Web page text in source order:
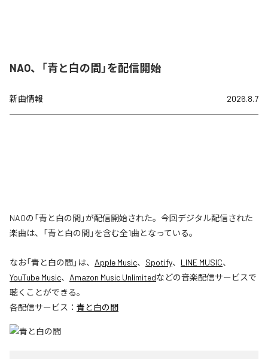
NAO、「青と白の間」を配信開始
新曲情報 2026.8.7
NAOの「青と白の間」が配信開始された。今回デジタル配信された
楽曲は、「青と白の間」を含む全1曲となっている。
なお「青と白の間」は、 Apple Music、 Spotify、 LINE MUSIC、
YouTube Music、 Amazon Music Unlimitedなどの音楽配信サービスで
聴くことができる。
各配信サービス： 青と白の間